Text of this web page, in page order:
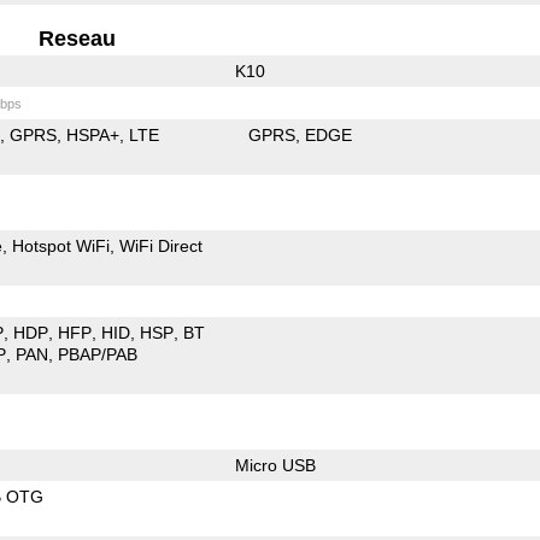
Reseau
K10
GPRS HSPA+ LTE GPRS EDGE
Hotspot WiFi WiFi Direct
HDP HFP HID HSP BT
PAN PBAP/PAB
Micro USB
OTG